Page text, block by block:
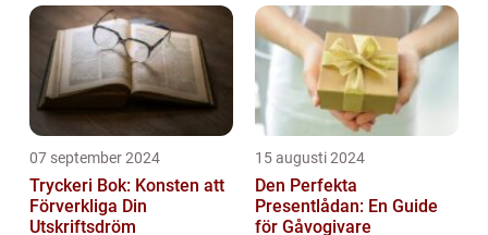
07 september 2024
Tryckeri Bok: Konsten att
Förverkliga Din
Utskriftsdröm
15 augusti 2024
Den Perfekta
Presentlådan: En Guide
för Gåvogivare